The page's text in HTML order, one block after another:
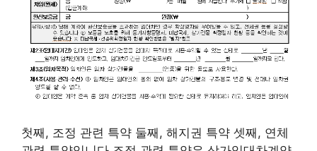
첫째, 조정 관련 특약 둘째, 해지권 특약 셋째, 연체